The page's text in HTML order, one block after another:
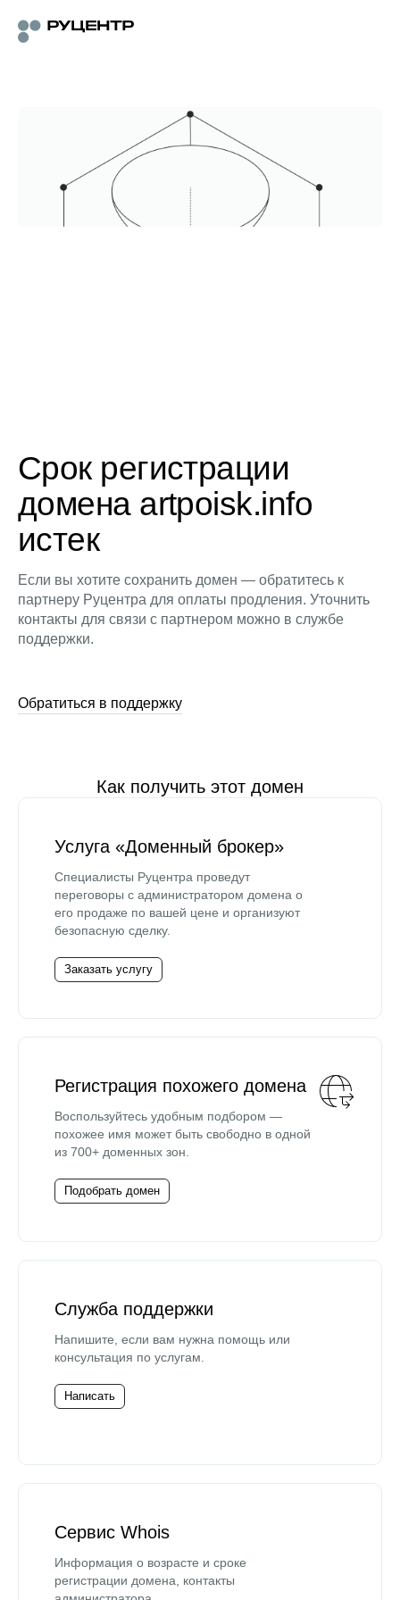
Срок регистрации
домена artpoisk.info
истек
Если вы хотите сохранить домен — обратитесь к
партнеру Руцентра для оплаты продления. Уточнить
контакты для связи с партнером можно в службе
поддержки.
Обратиться в поддержку
Как получить этот домен
Услуга «Доменный брокер»
Специалисты Руцентра проведут
переговоры с администратором домена о
его продаже по вашей цене и организуют
безопасную сделку.
Заказать услугу
Регистрация похожего домена
Воспользуйтесь удобным подбором —
похожее имя может быть свободно в одной
из 700+ доменных зон.
Подобрать домен
Служба поддержки
Напишите, если вам нужна помощь или
консультация по услугам.
Написать
Сервис Whois
Информация о возрасте и сроке
регистрации домена, контакты